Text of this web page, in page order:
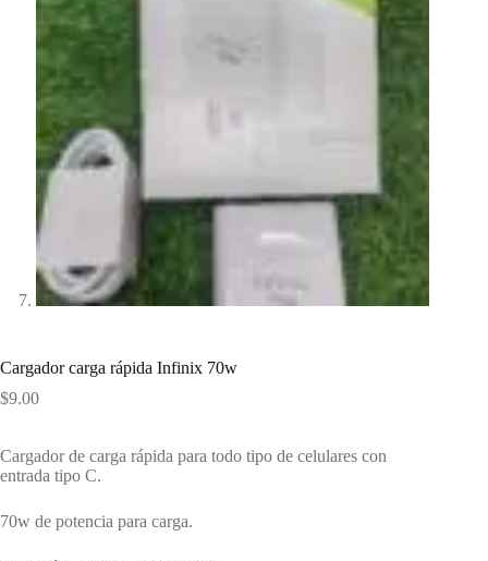
Cargador carga rápida Infinix 70w
$9.00
Cargador de carga rápida para todo tipo de celulares con
entrada tipo C.
70w de potencia para carga.